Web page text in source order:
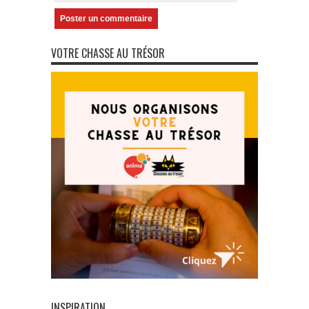
VOTRE CHASSE AU TRÉSOR